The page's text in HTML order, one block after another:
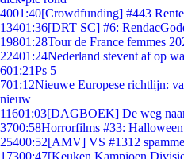
4001:40[Crowdfunding] #443
13401:36[DRT SC] #6:
19801:28Tour de France femmes
22401:24Nederland stevent af op
601:21Ps 5
701:12Nieuwe Europese richtlijn:
nieuw
11601:03[DAGBOEK] De weg
3700:58Horrorfilms #33: Halloween
25400:52[AMV] VS #1312
17300:47[Keuken Kampioen